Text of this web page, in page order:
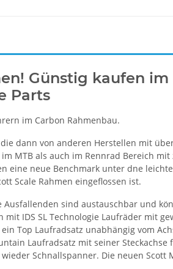
Günstig kaufen
Parts
im Carbon Rahmenbau.
dann von anderen Herstellen mit
MTB als auch im Rennrad Bereich
eine neue Benchmark unter dne
Scale Rahmen eingeflossen ist.
Ausfallenden sind austauschbar und
mit IDS SL Technologie Laufräder mit
Top Laufradsatz unabhängig vom
Laufradsatz mit seiner
Schnallspanner. Die neuen Scott